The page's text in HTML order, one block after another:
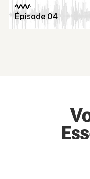
Épisode 04